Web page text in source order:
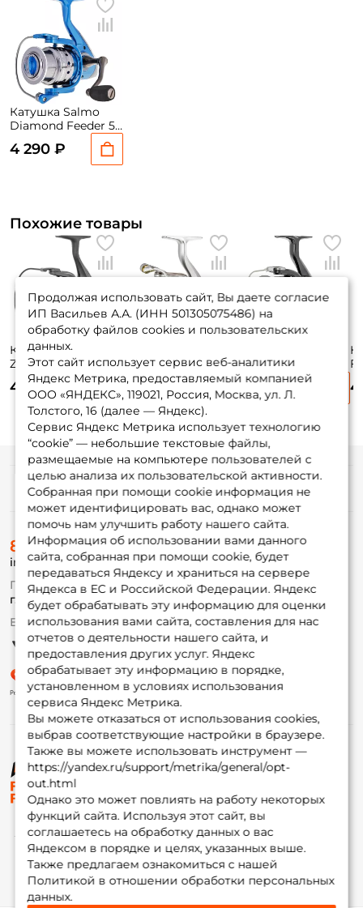
Катушка Salmo
Diamond Feeder 5
382гр. / 4,7 /
подшипники: 5шт.
4 290 ₽
Похожие товары
Катушка Nautilus
Zenon Feeder
NZF5000 / вес:
408гр. / 4,4 /
подшипники: 6шт.
4 340 ₽
Virtus FEEDER
5000 / вес: 368гр. /
5 / подшипники:
5шт.
4 285 ₽
20 LT 5000C / вес:
315гр. / 5,2 /
подшипники: 2шт.
4 275 ₽
5 700 ₽
4
Продолжая использовать сайт, Вы даете согласие
ИП Васильев А.А. (ИНН 501305075486) на
обработку файлов cookies и пользовательских
данных.
Этот сайт использует сервис веб-аналитики
Яндекс Метрика, предоставляемый компанией
ООО «ЯНДЕКС», 119021, Россия, Москва, ул. Л.
Толстого, 16 (далее — Яндекс).
Сервис Яндекс Метрика использует технологию
“cookie” — небольшие текстовые файлы,
размещаемые на компьютере пользователей с
целью анализа их пользовательской активности.
Собранная при помощи cookie информация не
может идентифицировать вас, однако может
помочь нам улучшить работу нашего сайта.
Информация об использовании вами данного
сайта, собранная при помощи cookie, будет
передаваться Яндексу и храниться на сервере
Яндекса в ЕС и Российской Федерации. Яндекс
будет обрабатывать эту информацию для оценки
использования вами сайта, составления для нас
отчетов о деятельности нашего сайта, и
предоставления других услуг. Яндекс
обрабатывает эту информацию в порядке,
установленном в условиях использования
сервиса Яндекс Метрика.
Вы можете отказаться от использования cookies,
выбрав соответствующие настройки в браузере.
Также вы можете использовать инструмент —
https://yandex.ru/support/metrika/general/opt-
out.html
Однако это может повлиять на работу некоторых
функций сайта. Используя этот сайт, вы
соглашаетесь на обработку данных о вас
Яндексом в порядке и целях, указанных выше.
Также предлагаем ознакомиться с нашей
Политикой в отношении обработки персональных
данных.
© ФоксФишинг, 2009-2026
Информация
О магазине
Доставка
Оплата
Fox-bonus
Гуру
Партнерская программа
8 (495) 532-77-88
info@foxfishing.ru
По вопросам с заказом
г. Москва, ул. Плеханова д.7
Ежедневно 10:00 до 20:00